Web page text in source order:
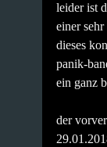
leider ist
einer
dieses
panik-
ein ganz
der